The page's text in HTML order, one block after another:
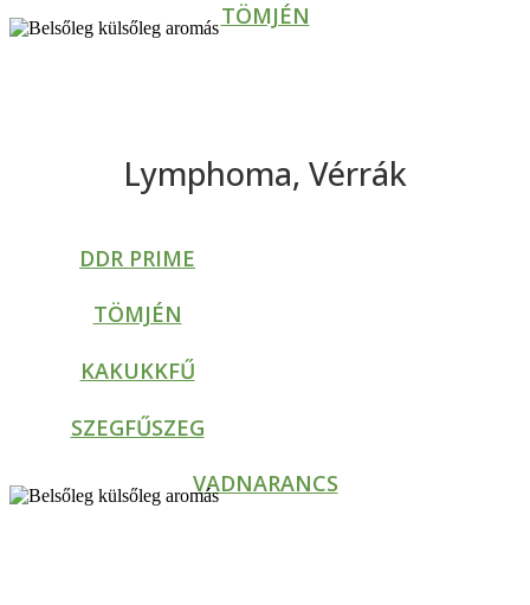
TÖMJÉN
Lymphoma, Vérrák
DDR PRIME
TÖMJÉN
KAKUKKFŰ
SZEGFŰSZEG
VADNARANCS